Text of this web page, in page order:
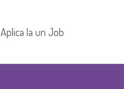
Aplica la un Job